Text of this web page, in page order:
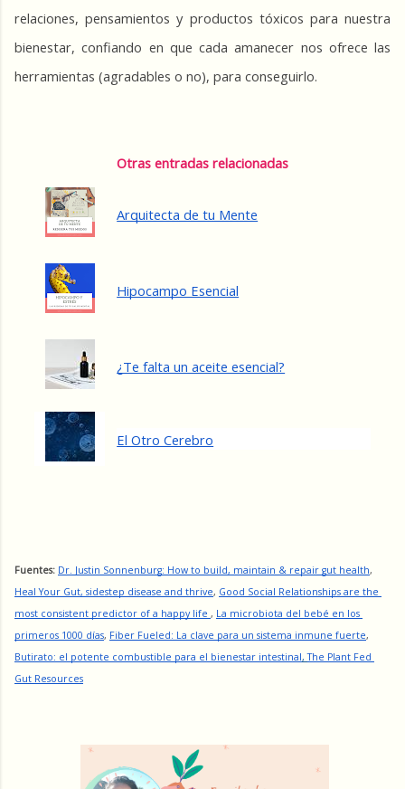
relaciones, pensamientos y productos tóxicos para nuestra
bienestar, confiando en que cada amanecer nos ofrece las
herramientas (agradables o no), para conseguirlo.
Otras entradas relacionadas
Arquitecta de tu Mente
Hipocampo Esencial
¿Te falta un aceite esencial?
El Otro Cerebro
Fuentes: Dr. Justin Sonnenburg: How to build, maintain & repair gut health
Heal Your Gut, sidestep disease and thrive, Good Social Relationships are the
most consistent predictor of a happy life , La microbiota del bebé en los
primeros 1000 días, Fiber Fueled: La clave para un sistema inmune fuerte,
Butirato: el potente combustible para el bienestar intestinal, The Plant Fed
Gut Resources